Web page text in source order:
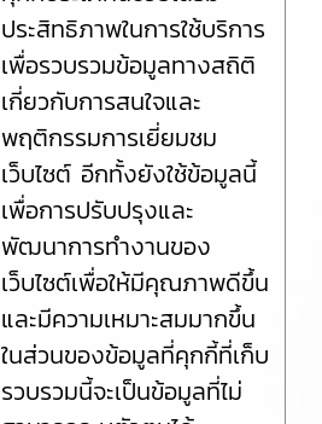
ประสิทธิภาพในการใช้บริการ
เพื่อรวบรวมข้อมูลทางสถิติ
เกี่ยวกับการสนใจและ
พฤติกรรมการเยี่ยมชม
เว็บไซต์ อีกทั้งยังใช้ข้อมูลนี้
เพื่อการปรับปรุงและ
พัฒนาการทำงานของ
เว็บไซต์เพื่อให้มีคุณภาพดีขึ้น
และมีความเหมาะสมมากขึ้น
ในส่วนของข้อมูลที่คุกกี้ที่เก็บ
รวบรวมนี้จะเป็นข้อมูลที่ไม่